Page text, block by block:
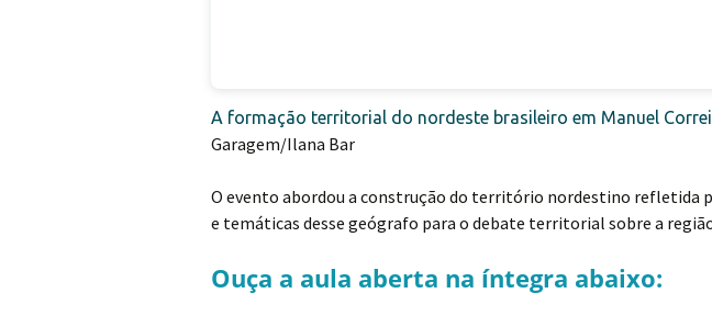
A formação territorial do nordeste brasileiro em Manuel
Garagem/Ilana Bar
O evento abordou a construção do território nordestino refletida
e temáticas desse geógrafo para o debate territorial sobre a
Ouça a aula aberta na íntegra abaixo: